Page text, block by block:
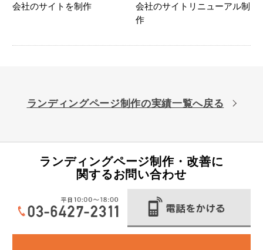
会社のサイトを制作
会社のサイトリニューアル制
作
ランディングページ制作の実績一覧へ戻る
ランディングページ制作・改善に
関するお問い合わせ